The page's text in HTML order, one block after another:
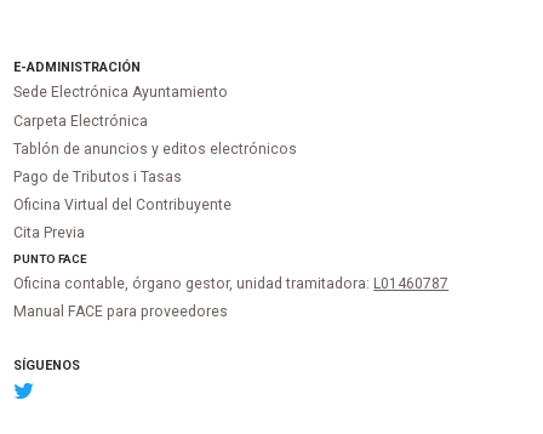
E-ADMINISTRACIÓN
Sede Electrónica Ayuntamiento
Carpeta Electrónica
Tablón de anuncios y editos electrónicos
Pago de Tributos i Tasas
Oficina Virtual del Contribuyente
Cita Previa
PUNTOFACE
Oficina contable, órgano gestor, unidad tramitadora: L01460787
Manual FACE para proveedores
SÍGUENOS